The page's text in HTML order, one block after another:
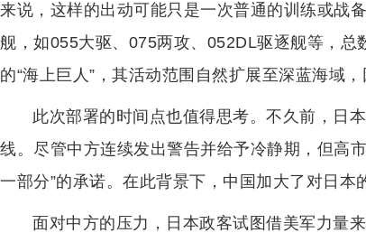
来说，这样的出动可能只是一次普通的训练或战
舰，如055大驱、075两攻、052DL驱逐舰等，
的“海上巨人”，其活动范围自然扩展至深蓝海域
此次部署的时间点也值得思考。不久前，日
线。尽管中方连续发出警告并给予冷静期，但高
一部分”的承诺。在此背景下，中国加大了对日本
面对中方的压力，日本政客试图借美军力量